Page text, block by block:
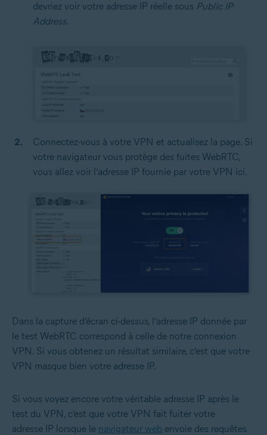
devriez voir votre adresse IP réelle sous Public IP
Address.
Connectez-vous à votre VPN et actualisez la page. Si
votre navigateur vous protège des fuites WebRTC,
vous allez voir l’adresse IP fournie par votre VPN ici.
Dans la capture d’écran ci-dessus, l’adresse IP donnée par
le test WebRTC correspond à celle de notre connexion
VPN. Si vous obtenez un résultat similaire, c’est que votre
VPN masque bien votre adresse IP.
Si vous voyez encore votre véritable adresse IP après le
test du VPN, c’est que votre VPN fait fuiter votre
adresse IP lorsque le navigateur web envoie des requêtes